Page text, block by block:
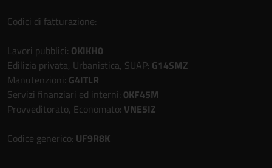
Codici di fatturazione:
Lavori pubblici: OKIKH0
Edilizia privata, Urbanistica, SUAP: G14SMZ
Manutenzioni: G4ITLR
Servizi finanziari ed interni: 0KF45M
Provveditorato, Economato: VNE5IZ
Codice generico: UF9R8K